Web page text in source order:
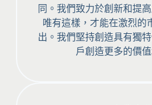
同。我們致力於創新和提
唯有這樣，才能在激烈的
出。我們堅持創造具有獨
戶創造更多的價